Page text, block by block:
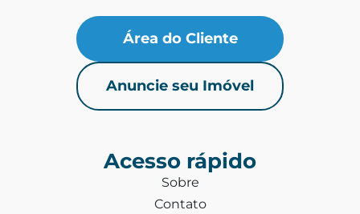
Área do Cliente
Anuncie seu Imóvel
Acesso rápido
Sobre
Contato